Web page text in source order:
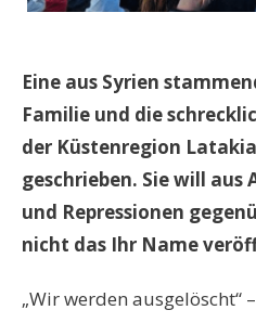
Eine aus Syrien
Familie und die
der Küstenregion
geschrieben. Sie will
und Repressionen
nicht das Ihr Name
„Wir werden ausgelöscht“